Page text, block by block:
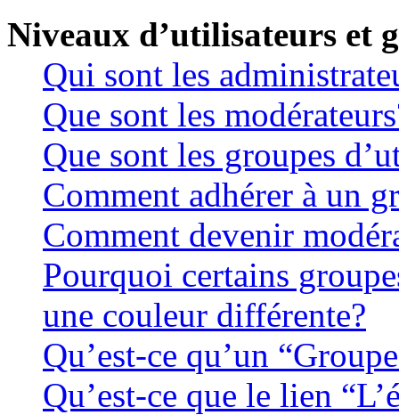
Niveaux d’utilisateurs et
Qui sont les
Que sont les
Que sont les groupes
Comment adhérer à un
Comment devenir
Pourquoi certains
une couleur différente?
Qu’est-ce qu’un
Qu’est-ce que le lien